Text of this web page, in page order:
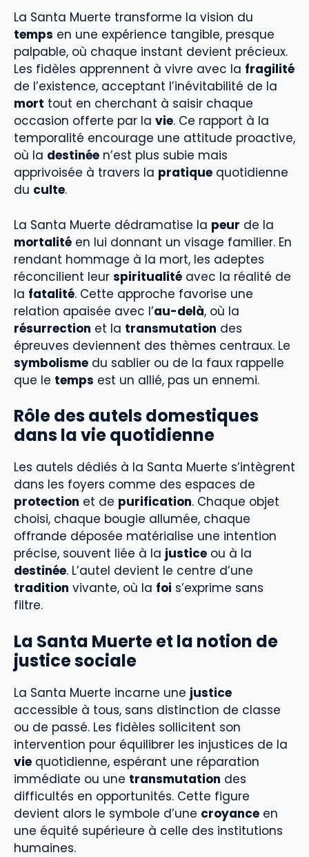
La Santa Muerte transforme la vision du
temps en une expérience tangible, presque
palpable, où chaque instant devient précieux.
Les fidèles apprennent à vivre avec la fragilité
de l’existence, acceptant l’inévitabilité de la
mort tout en cherchant à saisir chaque
occasion offerte par la vie. Ce rapport à la
temporalité encourage une attitude proactive,
où la destinée n’est plus subie mais
apprivoisée à travers la pratique quotidienne
du culte.
La Santa Muerte dédramatise la peur de la
mortalité en lui donnant un visage familier. En
rendant hommage à la mort, les adeptes
réconcilient leur spiritualité avec la réalité de
la fatalité. Cette approche favorise une
relation apaisée avec l’au-delà, où la
résurrection et la transmutation des
épreuves deviennent des thèmes centraux. Le
symbolisme du sablier ou de la faux rappelle
que le temps est un allié, pas un ennemi.
Rôle des autels domestiques
dans la vie quotidienne
Les autels dédiés à la Santa Muerte s’intègrent
dans les foyers comme des espaces de
protection et de purification. Chaque objet
choisi, chaque bougie allumée, chaque
offrande déposée matérialise une intention
précise, souvent liée à la justice ou à la
destinée. L’autel devient le centre d’une
tradition vivante, où la foi s’exprime sans
filtre.
La Santa Muerte et la notion de
justice sociale
La Santa Muerte incarne une justice
accessible à tous, sans distinction de classe
ou de passé. Les fidèles sollicitent son
intervention pour équilibrer les injustices de la
vie quotidienne, espérant une réparation
immédiate ou une transmutation des
difficultés en opportunités. Cette figure
devient alors le symbole d’une croyance en
une équité supérieure à celle des institutions
humaines.